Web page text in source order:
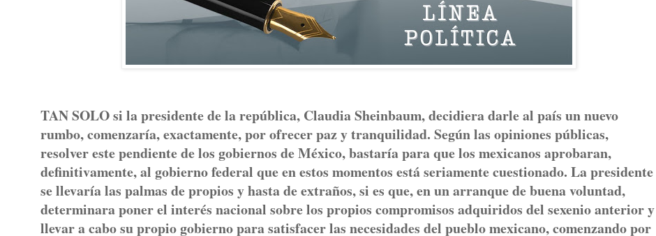
TAN SOLO si la presidente de la república, Claudia Sheinbaum, decidiera darle al país un nuevo
rumbo, comenzaría, exactamente, por ofrecer paz y tranquilidad. Según las opiniones públicas,
resolver este pendiente de los gobiernos de México, bastaría para que los mexicanos aprobaran,
definitivamente, al gobierno federal que en estos momentos está seriamente cuestionado. La presidente
se llevaría las palmas de propios y hasta de extraños, si es que, en un arranque de buena voluntad,
determinara poner el interés nacional sobre los propios compromisos adquiridos del sexenio anterior y
llevar a cabo su propio gobierno para satisfacer las necesidades del pueblo mexicano, comenzando por